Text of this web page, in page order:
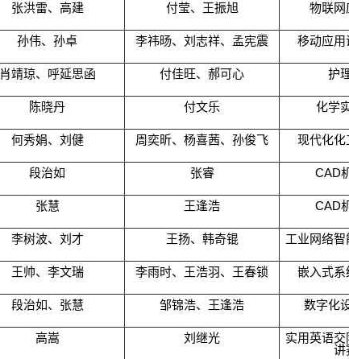
张洪雷、高建 付莹、王振旭 物联网
孙伟、孙卓 李祎旸、刘志祥、孟宪震 移动应用
肖靖琼、呼延思函 付佳旺、郝可心 护
陈晓丹 付文乐 化学
何秀娟、刘健 周奕昕、杨喜茜、孙俊飞 现代化化
段治如 张睿 CAD
张慧 王逢浩 CAD
李树波、刘才 王扬、韩奇锟 工业网络
王帅、李文瑞 李雨时、王浩羽、王春锁 嵌入式系
段治如、张慧 邹锦浩、王逢浩 数字化
高嵩 刘继光
实用英语
讲